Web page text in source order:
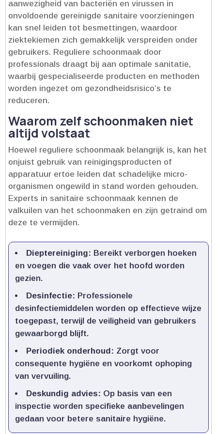
aanwezigheid van bacteriën en virussen in
onvoldoende gereinigde sanitaire voorzieningen
kan snel leiden tot besmettingen, waardoor
ziektekiemen zich gemakkelijk verspreiden onder
gebruikers.​ Reguliere schoonmaak door
professionals draagt bij aan optimale sanitatie,
waarbij gespecialiseerde producten en methoden
worden ingezet om gezondheidsrisico’s te
reduceren.​
Waarom zelf schoonmaken niet
altijd volstaat
Hoewel reguliere schoonmaak belangrijk is, kan het
onjuist gebruik van reinigingsproducten of
apparatuur ertoe leiden dat schadelijke micro-
organismen ongewild in stand worden gehouden.​
Experts in sanitaire schoonmaak kennen de
valkuilen van het schoonmaken en zijn getraind om
deze te vermijden.​
Dieptereiniging: Bereikt verborgen hoeken
en voegen die vaak over het hoofd worden
gezien.​
Desinfectie: Professionele
desinfectiemiddelen worden op effectieve wijze
toegepast, terwijl de veiligheid van gebruikers
gewaarborgd blijft.​
Periodiek onderhoud: Zorgt voor
consequente hygiëne en voorkomt ophoping
van vervuiling.​
Deskundig advies: Op basis van een
inspectie worden specifieke aanbevelingen
gedaan voor betere sanitaire hygiëne.​